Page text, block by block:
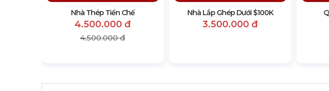
Nhà Thép Tiền Chế
4.500.000 đ
4.500.000 đ
Nhà Lắp Ghép Dưới $100K
3.500.000 đ